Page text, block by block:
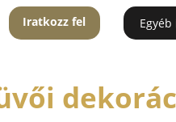
Iratkozz fel